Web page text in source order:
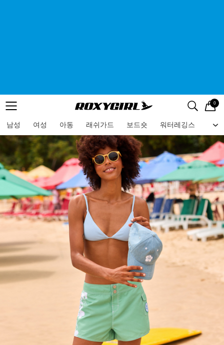
메뉴 검색
로고 0
남성 여성 아동 래쉬가드 보드숏 워터레깅스 비
메뉴